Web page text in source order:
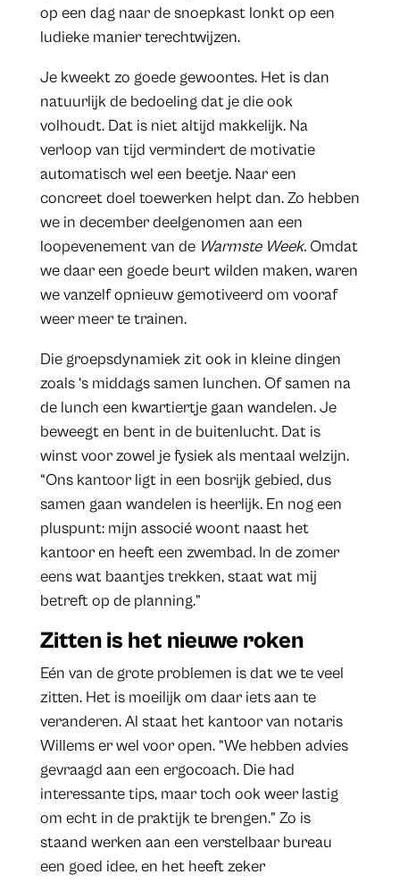
op een dag naar de snoepkast lonkt op een
ludieke manier terechtwijzen.
Je kweekt zo goede gewoontes. Het is dan
natuurlijk de bedoeling dat je die ook
volhoudt. Dat is niet altijd makkelijk. Na
verloop van tijd vermindert de motivatie
automatisch wel een beetje. Naar een
concreet doel toewerken helpt dan. Zo hebben
we in december deelgenomen aan een
loopevenement van de Warmste Week. Omdat
we daar een goede beurt wilden maken, waren
we vanzelf opnieuw gemotiveerd om vooraf
weer meer te trainen.
Die groepsdynamiek zit ook in kleine dingen
zoals ‘s middags samen lunchen. Of samen na
de lunch een kwartiertje gaan wandelen. Je
beweegt en bent in de buitenlucht. Dat is
winst voor zowel je fysiek als mentaal welzijn.
“Ons kantoor ligt in een bosrijk gebied, dus
samen gaan wandelen is heerlijk. En nog een
pluspunt: mijn associé woont naast het
kantoor en heeft een zwembad. In de zomer
eens wat baantjes trekken, staat wat mij
betreft op de planning.”
Zitten is het nieuwe roken
Eén van de grote problemen is dat we te veel
zitten. Het is moeilijk om daar iets aan te
veranderen. Al staat het kantoor van notaris
Willems er wel voor open. “We hebben advies
gevraagd aan een ergocoach. Die had
interessante tips, maar toch ook weer lastig
om echt in de praktijk te brengen.” Zo is
staand werken aan een verstelbaar bureau
een goed idee, en het heeft zeker